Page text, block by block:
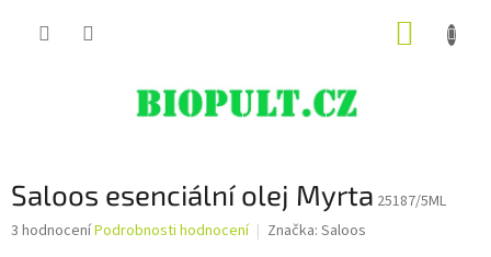
Saloos esenciální olej Myrta 25187/5ML
Průměrné
3 hodnoceníPodrobnosti hodnocení Značka: Saloos